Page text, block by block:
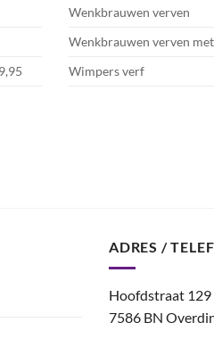
Wenkbrauwen verven
Wenkbrauwen verven
Wimpers verf
ADRES /
Hoofdstraat 129
7586 BN